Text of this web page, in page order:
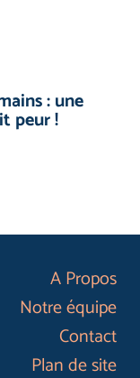
: une
peur !
A Propos
Notre équipe
Contact
Plan de site